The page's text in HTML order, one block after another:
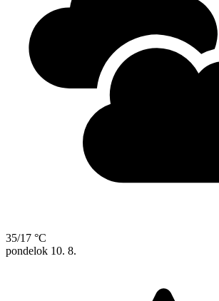
35/17 °C
pondelok 10. 8.